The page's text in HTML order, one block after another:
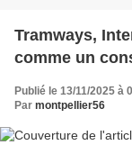
Tramways,
comme un
Publié le 13/11/2025 à
Par montpellier56